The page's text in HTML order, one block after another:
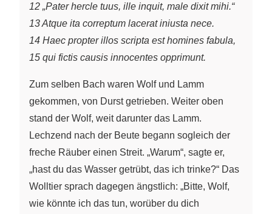
12 „Pater hercle tuus, ille inquit, male dixit mihi.“
13 Atque ita correptum lacerat iniusta nece.
14 Haec propter illos scripta est homines fabula,
15 qui fictis causis innocentes opprimunt.
Zum selben Bach waren Wolf und Lamm
gekommen, von Durst getrieben. Weiter oben
stand der Wolf, weit darunter das Lamm.
Lechzend nach der Beute begann sogleich der
freche Räuber einen Streit. „Warum“, sagte er,
„hast du das Wasser getrübt, das ich trinke?“ Das
Wolltier sprach dagegen ängstlich: „Bitte, Wolf,
wie könnte ich das tun, worüber du dich